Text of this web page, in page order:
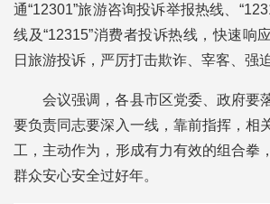
通“12301”旅游咨询投诉举报热线、
线及“12315”消费者投诉热线，快速响
日旅游投诉，严厉打击欺诈、宰客、强
会议强调，各县市区党委、政府要
要负责同志要深入一线，靠前指挥，相
工，主动作为，形成有力有效的组合拳
群众安心安全过好年。